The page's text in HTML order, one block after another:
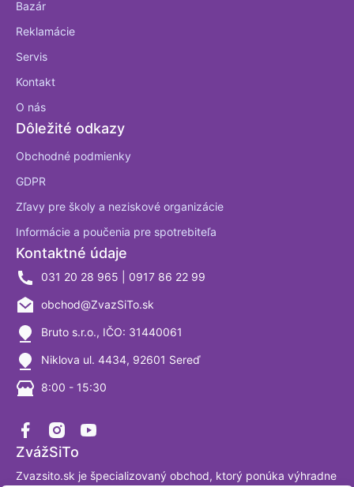
Bazár
Reklamácie
Servis
Kontakt
O nás
Dôležité odkazy
Obchodné podmienky
GDPR
Zľavy pre školy a neziskové organizácie
Informácie a poučenia pre spotrebiteľa
ZvážSiTo
Zvazsito.sk je špecializovaný obchod, ktorý ponúka výhradne
Kontaktné údaje
031 20 28 965 | 0917 86 22 99
obchod@ZvazSiTo.sk
Bruto s.r.o., IČO: 31440061
Niklova ul. 4434, 92601 Sereď
8:00 - 15:30